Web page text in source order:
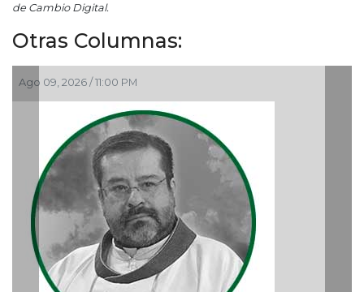
de Cambio Digital.
Otras Columnas:
Ago 09, 2026 / 11:00 PM